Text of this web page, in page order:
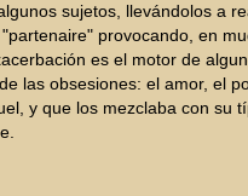
sujetos, llevándolos a
provocando, en
es el motor de
las obsesiones: el amor, el
y que los mezclaba con su